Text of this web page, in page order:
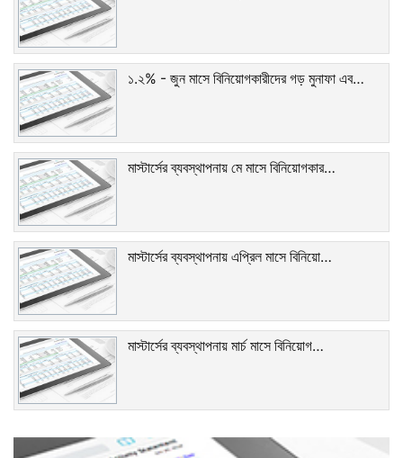
১.২% - জুন মাসে বিনিয়োগকারীদের গড় মুনাফা এব…
মাস্টার্সের ব্যবস্থাপনায় মে মাসে বিনিয়োগকার…
মাস্টার্সের ব্যবস্থাপনায় এপ্রিল মাসে বিনিয়ো…
মাস্টার্সের ব্যবস্থাপনায় মার্চ মাসে বিনিয়োগ…